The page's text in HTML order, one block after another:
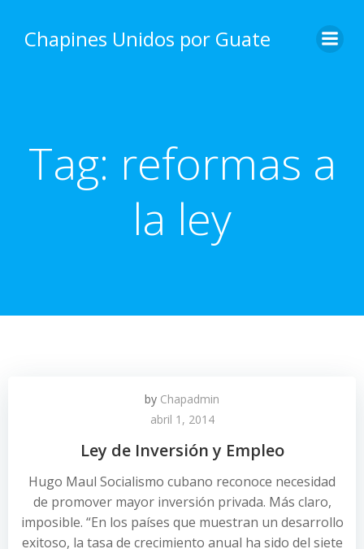
content
Chapines Unidos por Guate
Tag: reformas a
la ley
by Chapadmin
abril 1, 2014
Ley de Inversión y Empleo
Hugo Maul Socialismo cubano reconoce necesidad
de promover mayor inversión privada. Más claro,
imposible. “En los países que muestran un desarrollo
exitoso, la tasa de crecimiento anual ha sido del siete